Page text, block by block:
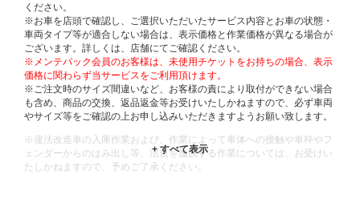
ください。
※お車を店頭で確認し、ご選択いただいたサービス内容とお車の状態・
車両タイプ等が適合しない場合は、表示価格と作業価格が異なる場合が
ございます。詳しくは、店舗にてご確認ください。
※メンテパック会員のお客様は、未使用チケットをお持ちの場合、表示
価格に関わらず当サービスをご利用頂けます。
※ご注文時のサイズ間違いなど、お客様の責により取付ができない場合
も含め、商品の交換、返品返金等お受けいたしかねますので、必ず車両
やサイズ等をご確認の上お申し込みいただきますようお願い致します。
※違法改造車の入庫作業および、作業によって車体への接触や車枠やフ
ェンダーからのはみ出し等、法規を逸脱する作業については、お受けい
たしかねますので、予めご了承ください。